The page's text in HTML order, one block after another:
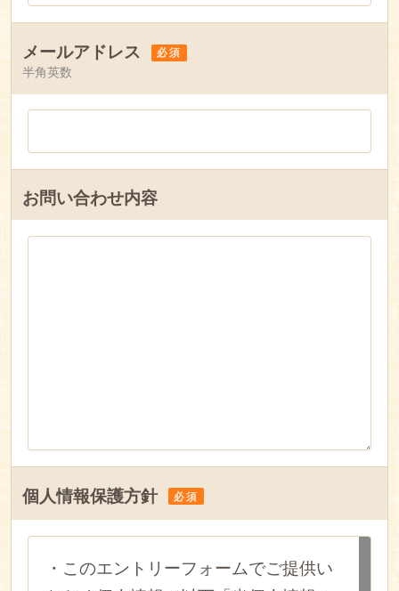
メールアドレス 必須
半角英数
お問い合わせ内容
個人情報保護方針 必須
・このエントリーフォームでご提供い